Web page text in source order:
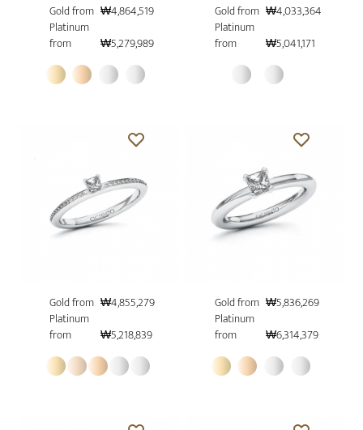
Gold from ₩4,864,519
Platinum
from
₩5,279,989
Gold from ₩4,033,364
Platinum
from
₩5,041,171
Gold from ₩4,855,279
Platinum
from
₩5,218,839
Gold from ₩5,836,269
Platinum
from
₩6,314,379